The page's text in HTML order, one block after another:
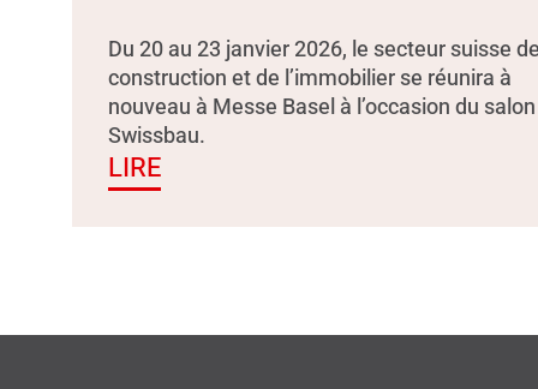
Du 20 au 23 janvier 2026, le secteur suisse
construction et de l’immobilier se réunira à
nouveau à Messe Basel à l’occasion du salon
Swissbau.
LIRE